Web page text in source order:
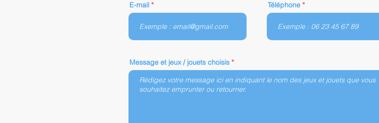
E-mail Téléphone
Message et jeux / jouets choisis